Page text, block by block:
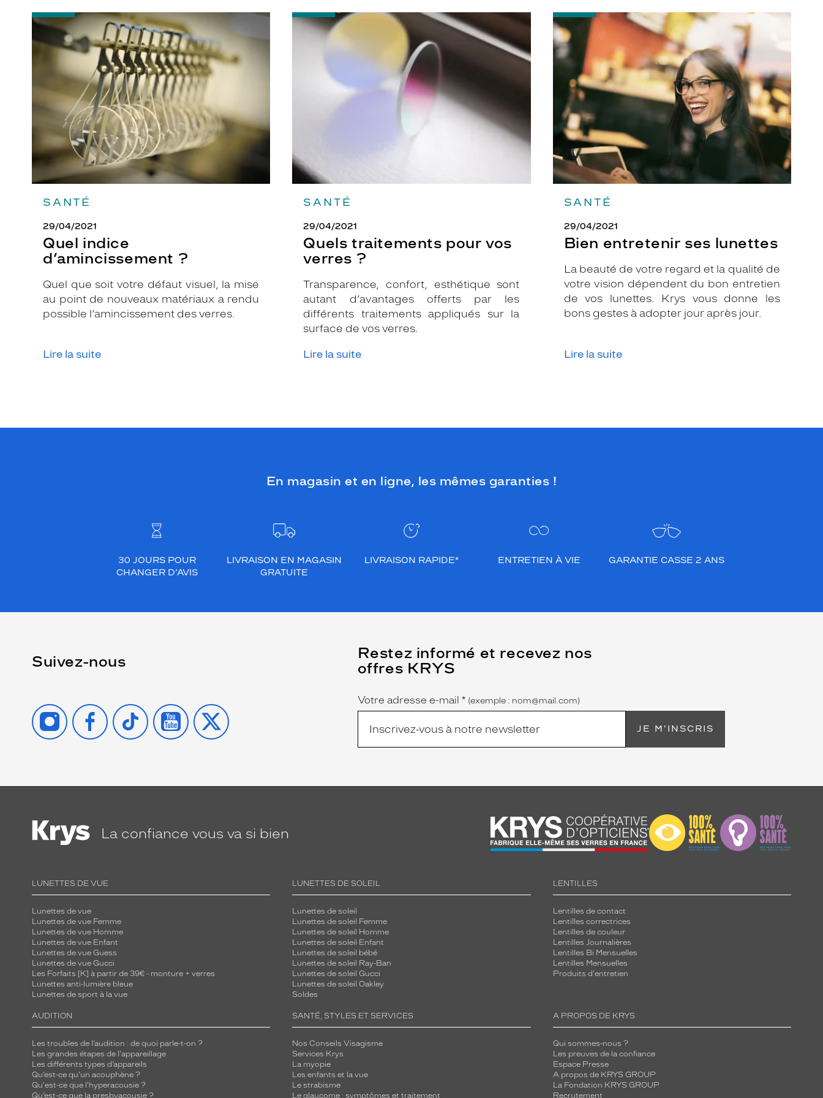
SANTÉ
29/04/2021
Quel indice
d’amincissement ?
Quel que soit votre défaut visuel, la mise
au point de nouveaux matériaux a rendu
possible l’amincissement des verres.
Lire la suite
-
Quel
indice
d’amincissement
SANTÉ
29/04/2021
Quels traitements pour vos
verres ?
Transparence, confort, esthétique sont
autant d’avantages offerts par les
différents traitements appliqués sur la
surface de vos verres.
Lire la suite
-
Quels
traitements
SANTÉ
29/04/2021
Bien entretenir ses lunettes
La beauté de votre regard et la qualité de
votre vision dépendent du bon entretien
de vos lunettes. Krys vous donne les
bons gestes à adopter jour après jour.
Lire la suite
-
Bien
entretenir
ses
lunettes
En magasin et en ligne, les mêmes garanties !
30 JOURS POUR
CHANGER D’AVIS
LIVRAISON EN MAGASIN
GRATUITE
LIVRAISON RAPIDE* ENTRETIEN À VIE GARANTIE CASSE 2 ANS
Suivez-nous
INSTAGRAMFACEBOOK
TIKTOK YOUTUBE
X
Restez informé et recevez nos
offres KRYS
Name
Votre adresse e-mail *
(Ce
champ
est
obligatoire)
(exemple : nom@mail.com)
JE M'INSCRIS
La confiance vous va si bien
LUNETTES DE VUE
Lunettes de vue
Lunettes de vue Femme
Lunettes de vue Homme
Lunettes de vue Enfant
Lunettes de vue Guess
Lunettes de vue Gucci
Les Forfaits [K] à partir de 39€ - monture + verres
Lunettes anti-lumière bleue
Lunettes de sport à la vue
LUNETTES DE SOLEIL
Lunettes de soleil
Lunettes de soleil Femme
Lunettes de soleil Homme
Lunettes de soleil Enfant
Lunettes de soleil bébé
Lunettes de soleil Ray-Ban
Lunettes de soleil Gucci
Lunettes de soleil Oakley
Soldes
LENTILLES
Lentilles de contact
Lentilles correctrices
Lentilles de couleur
Lentilles Journalières
Lentilles Bi Mensuelles
Lentilles Mensuelles
Produits d'entretien
AUDITION
Les troubles de l’audition : de quoi parle-t-on ?
Les grandes étapes de l'appareillage
Les différents types d’appareils
Qu’est-ce qu'un acouphène ?
Qu'est-ce que l'hyperacousie ?
Qu’est-ce que la presbyacousie ?
SANTÉ, STYLES ET SERVICES
Nos Conseils Visagisme
Services Krys
La myopie
Les enfants et la vue
Le strabisme
Le glaucome : symptômes et traitement
A PROPOS DE KRYS
Qui sommes-nous ?
Les preuves de la confiance
Espace Presse
A propos de KRYS GROUP
La Fondation KRYS GROUP
Recrutement